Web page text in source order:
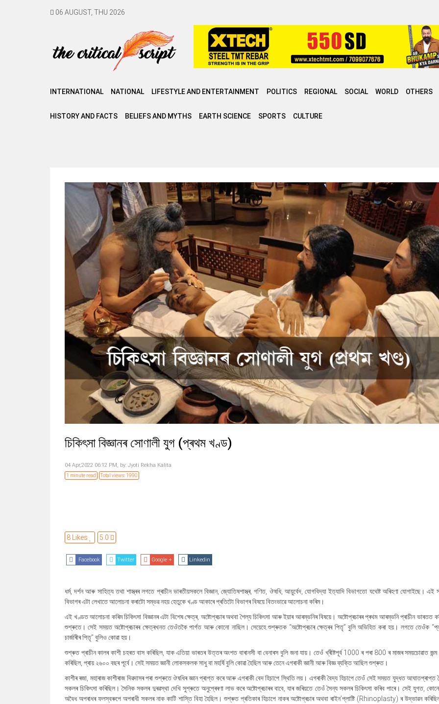
06 AUGUST, THU 2026
INTERNATIONAL NATIONAL LIFESTYLE AND ENTERTAINMENT POLITICS REGIONAL SOCIAL WORLD OTHERS
HISTORY AND FACTS BELIEFS AND MYTHS EARTH SCIENCE SPORTS CULTURE
চিকিৎসা বিজ্ঞানৰ সোণালী যুগ (প্ৰথম খণ্ড)
04 Apr,2022 06:12 PM, by: Jyoti Rekha Kalita
1 minute read Total views: 1990
8 Likes 5.0
Facebook Twitter Google + Linkedin
ধৰ্ম, দৰ্শন আৰু সাহিত্য তথা শাস্ত্ৰৰ লগতে প্ৰাচীন ভাৰতীয়সকলে বিজ্ঞান, জ্যোতিষশাস্ত্ৰ, গণিত, ঔষধি, আয়ুৰ্বেদ, যোগবিদ্যা ইত্যাদি বিভাগতো যথেষ্ট অৰিহণা যোগাইছে।
বিভাগৰ এটা লেখাতে আলোচনা কৰাটো সম্ভৱ নহয় হেতুকে খণ্ড আকাৰে প্ৰতিটো বিভাগৰ বিষয়ে বিতংভাৱে আলোচনা কৰিম।
এই খণ্ডত আলোচনা কৰিমচিকিৎসা বিজ্ঞানৰ এটা বিশেষ ক্ষেত্ৰ, অষ্টোপ্ৰচাৰ অথবা শৈল্য চিকিৎসা আৰু ইয়াৰ আৰম্ভনিৰ বিষয়ে। অষ্টোপ্ৰচাৰৰ প্ৰথম আৰম্ভনি প্ৰাচীন ভাৰতত
শুশ্ৰুতে। সেই সময়ত অষ্টোপ্ৰচাৰৰ ক্ষেত্ৰখনত তেওঁতকৈ পাৰ্গত আৰু কোনো নাছিল। সেয়েহে শুশ্ৰুতক “অষ্টোপ্ৰচাৰ ক্ষেত্ৰৰ পিতৃ” বুলি অভিহিত কৰা হয়। লগতে তেওঁক “
চাৰ্জাৰীৰ পিতৃ” বুলিও কোৱা হয়।
শুশ্ৰুত প্ৰাচীন কালৰ কাশী চহৰত বাস কৰিছিল, যাক এতিয়া ভাৰতৰ উত্তৰ অংশত বাৰানসী বা বেনাৰস বুলি জনা যায়। তেওঁ খ্ৰীষ্টপূৰ্ব 1000 ৰ পৰা 800 ৰ মাজৰ সময়চোৱাত জন্ম
কৰিছিল প্ৰায় ২৬০০ বছৰ পূৰ্বে। সেই সময়ত জ্ঞানী লোকসকলক সাধু বা মহৰ্ষি বুলি কোৱা হৈছিল আৰু তেনে এগৰাকী জ্ঞানী আৰু বিজ্ঞ ব্যক্তি আছিল শুশ্ৰুত।
কাশীৰ ৰজা, মহাৰাজ কাশীৰাজ দিৱদাসৰ পৰা শুশ্ৰুতে ঔষধিৰ জ্ঞান প্ৰাপ্ত কৰে আৰু এগৰাকী বেদ হিচাপে স্থিতি লয়। এগৰাকী বৈদ্য হিচাপে তেওঁ সেই সময়ত যুদ্ধত আঘাতপ্ৰাপ্ত
সকলৰ চিকিৎসা কৰিছিল। সৈনিক সকলৰ দুৰৱস্থা দেখি সুশ্ৰুতে অনুপ্ৰেৰণা লাভ কৰে অষ্টোপ্ৰচাৰৰ বাবে, যাৰ জৰিয়তে তেওঁ সৈন্য সকলৰ চিকিৎসা কৰিব পাৰে। সেই যুগত,
অবৈধ অপৰাধৰ ফলস্বৰুপে অপৰাধী সকলৰ নাক কাটি শাস্তি বিহা হৈছিল। শুশ্ৰুত প্ৰতিকাৰ হিচাপে নাকৰ অষ্টোপ্ৰচাৰ অথবা ৰাইন’প্লাষ্টি (Rhinoplasty) ৰ উদ্ভাৱন